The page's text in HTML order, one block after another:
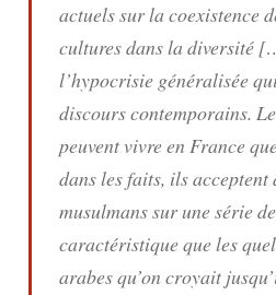
actuels sur la coexistence
cultures dans la diversité
l’hypocrisie généralisée
discours contemporains.
peuvent vivre en France
dans les faits, ils acceptent
musulmans sur une série
caractéristique que les
arabes qu’on croyait